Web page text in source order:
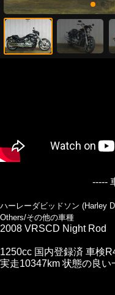
-----
ハーレーダビッドソン (Harley
Others/その他の車種
2008 VRSCD Night Rod
1250cc 国内登録済 車検
実走10347km 状態の良い